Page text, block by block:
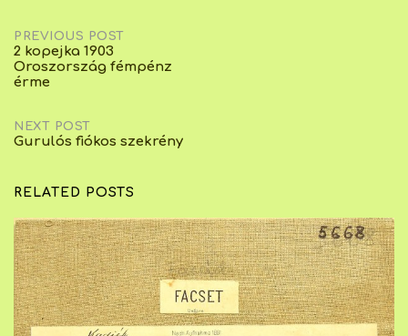
Post
navigation
PREVIOUS POST
2 kopejka 1903
Oroszország fémpénz
érme
NEXT POST
Gurulós fiókos szekrény
RELATED POSTS